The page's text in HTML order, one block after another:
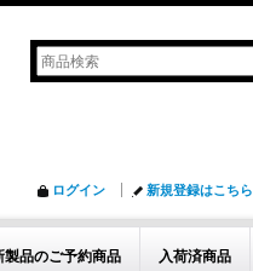
ログイン 新規登録はこちら
製品のご予約商品 入荷済商品